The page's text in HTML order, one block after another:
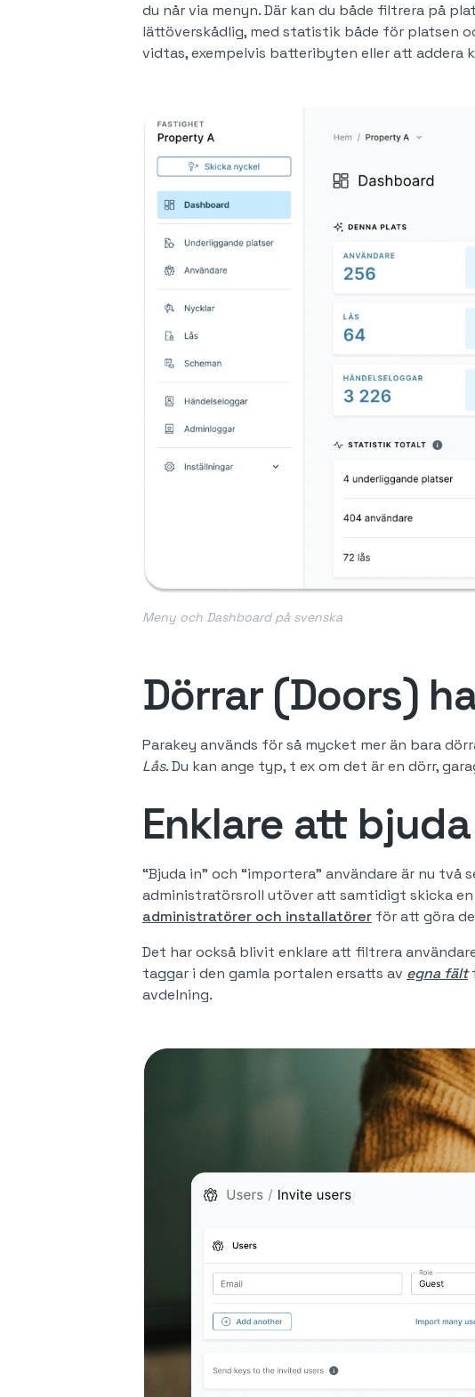
du når via menyn. Där kan du både filtrera på
lättöverskådlig, med statistik både för platsen
vidtas, exempelvis batteribyten eller att
Meny och Dashboard på svenska
Dörrar (Doors)
Parakey används för så mycket mer än bara
Lås. Du kan ange typ, t ex om det är en dörr,
Enklare att
“Bjuda in” och “importera” användare är nu
administratörsroll utöver att samtidigt skicka en
administratörer och installatörer för att göra
Det har också blivit enklare att filtrera
taggar i den gamla portalen ersatts av egna fält
avdelning.